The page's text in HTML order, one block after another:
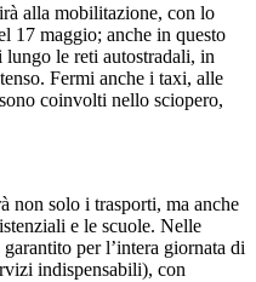
alla mobilitazione, con lo
17 maggio; anche in questo
lungo le reti autostradali, in
Fermi anche i taxi, alle
coinvolti nello sciopero,
non solo i trasporti, ma anche
e le scuole. Nelle
per l’intera giornata di
indispensabili), con